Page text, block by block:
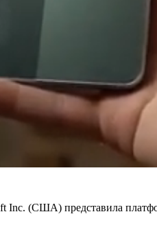
Inc. (США) представила